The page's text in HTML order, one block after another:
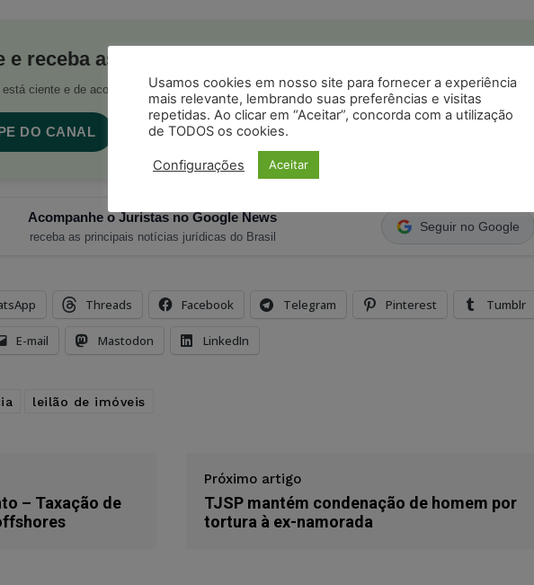
e receba as postagens diárias do Portal Juristas.
está ciente e de acordo com ostermos de uso eprivacidadedo Whatsapp.
DO CANAL
Acompanhe o Juristas no Google News
receba as principais notícias jurídicas do Brasil
Seguir no Google
Threads Facebook Telegram Pinterest Tumblr
E-mail Mastodon LinkedIn
leilão de imóveis
– Taxação de
Próximo artigo
TJSP mantém condenação de homem por
tortura à ex-namorada
Usamos cookies em nosso site para fornecer a experiência
mais relevante, lembrando suas preferências e visitas
repetidas. Ao clicar em “Aceitar”, concorda com a utilização
de TODOS os cookies.
Configurações Aceitar